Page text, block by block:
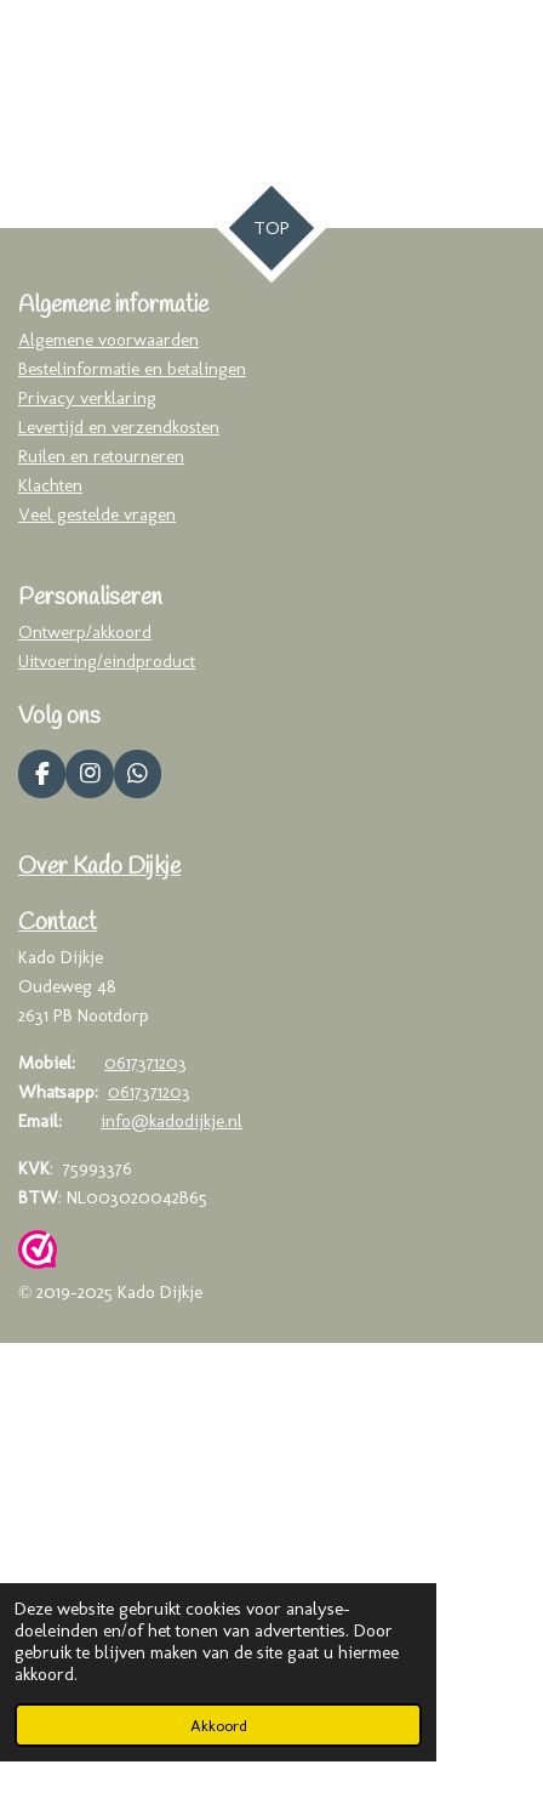
Deze website gebruikt cookies voor analyse-
doeleinden en/of het tonen van advertenties. Door
gebruik te blijven maken van de site gaat u hiermee
akkoord.
Akkoord
TOP
Algemene informatie
Algemene voorwaarden
Bestelinformatie en betalingen
Privacy verklaring
Levertijd en verzendkosten
Ruilen en retourneren
Klachten
Veel gestelde vragen
Personaliseren
Ontwerp/akkoord
Uitvoering/eindproduct
Volg ons
F
a
b
o
k
I
n
a
r
a
m
W
h
s
Over Kado Dijkje
Contact
Kado Dijkje
Oudeweg 48
2631 PB Nootdorp
Mobiel:
0617371203
Whatsapp: 0617371203
Email:
info@kadodijkje.nl
KVK: 75993376
BTW: NL003020042B65
© 2019-2025 Kado Dijkje